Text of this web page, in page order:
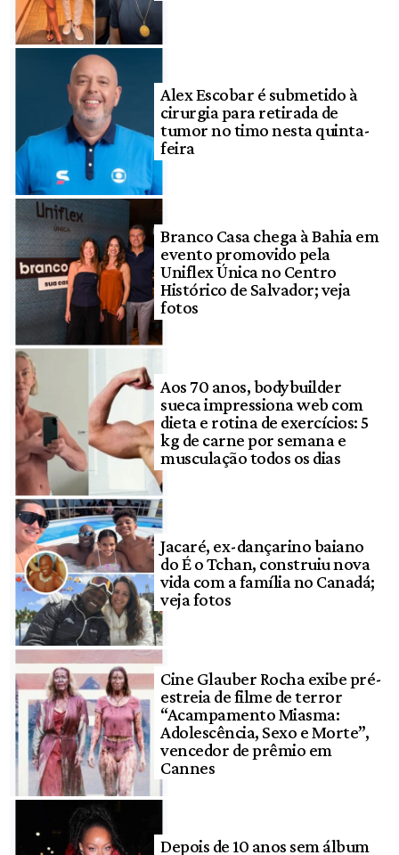
Alex Escobar é submetido à
cirurgia para retirada de
tumor no timo nesta quinta-
feira
Branco Casa chega à Bahia em
evento promovido pela
Uniflex Única no Centro
Histórico de Salvador; veja
fotos
Aos 70 anos, bodybuilder
sueca impressiona web com
dieta e rotina de exercícios: 5
kg de carne por semana e
musculação todos os dias
Jacaré, ex-dançarino baiano
do É o Tchan, construiu nova
vida com a família no Canadá;
veja fotos
Cine Glauber Rocha exibe pré-
estreia de filme de terror
“Acampamento Miasma:
Adolescência, Sexo e Morte”,
vencedor de prêmio em
Cannes
Depois de 10 anos sem álbum